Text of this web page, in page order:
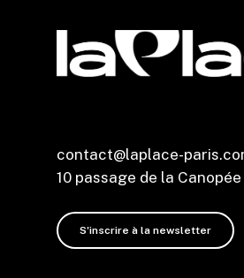
contact@laplace-
10 passage de la Canopée
S'inscrire à la newsletter